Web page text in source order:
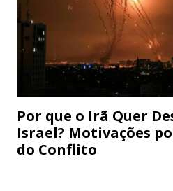
Por que o Irã Quer
Israel? Motivações
do Conflito